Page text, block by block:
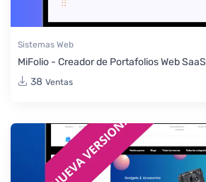
Sistemas Web
MiFolio - Creador de Portafolios Web SaaS
38 Ventas